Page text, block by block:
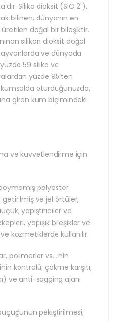
Silika dioksit (SiO 2 ),
bilinen, dünyanın en
doğal bir bileşiktir.
silikon dioksit doğal
ve dünyada
59 silika ve
yüzde 95’ten
kumsalda oturduğunuzda,
giren kum biçimindeki
ve kuvvetlendirme için
polyester
ve jel örtüler,
yapıştırıcılar ve
yapışık bileşikler ve
kozmetiklerde kullanılır.
polimerler vs…’nin
kontrolü; çökme karşıtı,
ve anti-sagging ajanı
pekiştirilmesi;